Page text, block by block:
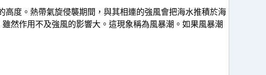
度。熱帶氣旋侵襲期間，與其相連的強風會把海水推積於海
然作用不及強風的影響大。這現象稱為風暴潮。如果風暴潮